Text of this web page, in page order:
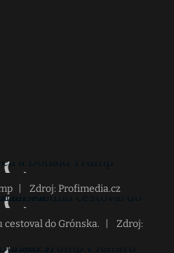
Zdroj: Profimedia.cz
do Grónska.
Zdroj: